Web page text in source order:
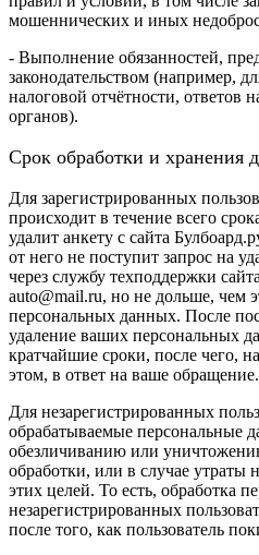
мошеннических и иных
- Выполнение обязанностей,
законодательством (например,
налоговой отчётности, ответов
органов).
Срок обработки и хранения
Для зарегистрированных
происходит в течение всего
удалит анкету с сайта
от него не поступит запрос на
через службу техподдержки
auto@mail.ru, но не дольше, чем
персональных данных. После
удаление ваших персональных
кратчайшие сроки, после чего,
этом, в ответ на ваше обращение.
Для незарегистрированных
обрабатываемые персональные
обезличиванию или
обработки, или в случае утраты
этих целей. То есть, обработка
незарегистрированных
после того, как пользователь